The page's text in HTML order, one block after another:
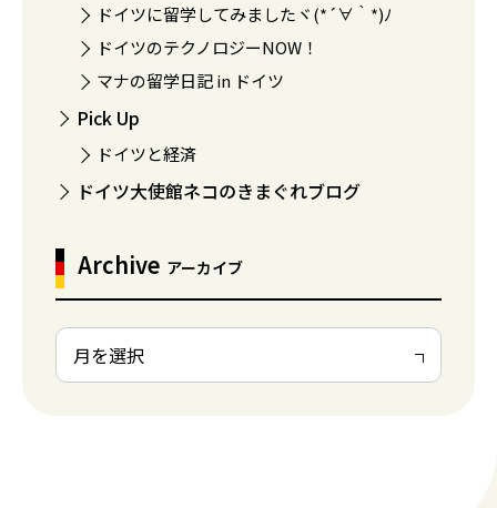
ドイツに留学してみましたヾ(*´∀｀*)ﾉ
ドイツのテクノロジーNOW！
マナの留学日記 in ドイツ
Pick Up
ドイツと経済
ドイツ大使館ネコのきまぐれブログ
Archive アーカイブ